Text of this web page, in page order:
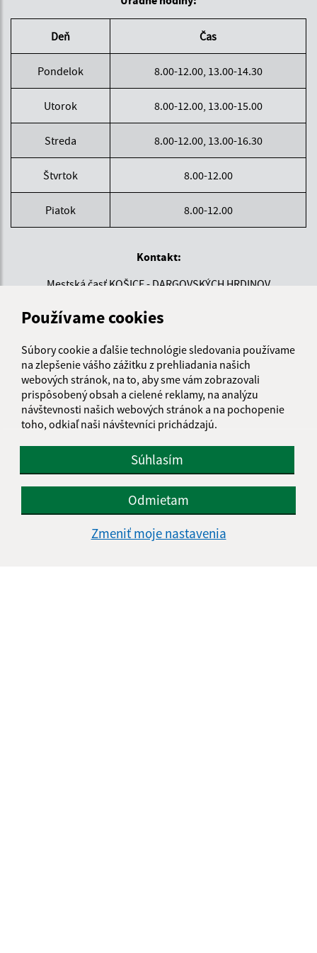
Používame cookies
Súbory cookie a ďalšie technológie sledovania používame
na zlepšenie vášho zážitku z prehliadania našich
webových stránok, na to, aby sme vám zobrazovali
prispôsobený obsah a cielené reklamy, na analýzu
návštevnosti našich webových stránok a na pochopenie
toho, odkiaľ naši návštevníci prichádzajú.
Súhlasím
Odmietam
Zmeniť moje nastavenia
Deň Čas
Pondelok 8.00-12.00, 13.00-14.30
Utorok 8.00-12.00, 13.00-15.00
Streda 8.00-12.00, 13.00-16.30
Štvrtok 8.00-12.00
Piatok 8.00-12.00
Kontakt:
Mestská časť KOŠICE - DARGOVSKÝCH HRDINOV
040 22 Košice
informatika@kosice-dh.sk
+421 55 300 90 01
IČO: 00690988